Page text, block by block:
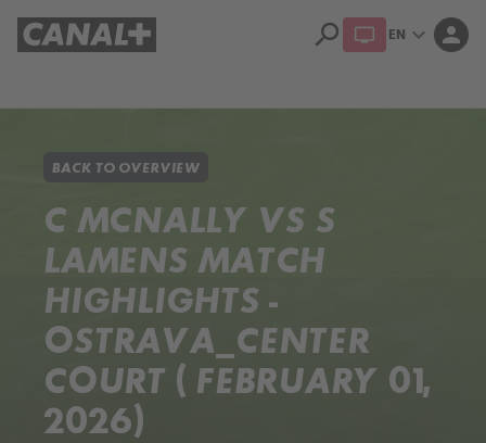
search EN expand_more person
BACK TO OVERVIEW
C MCNALLY VS S
LAMENS MATCH
HIGHLIGHTS -
OSTRAVA_CENTER
COURT ( FEBRUARY 01,
2026)